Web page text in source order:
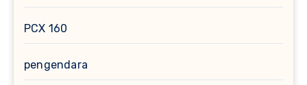
PCX 160
pengendara